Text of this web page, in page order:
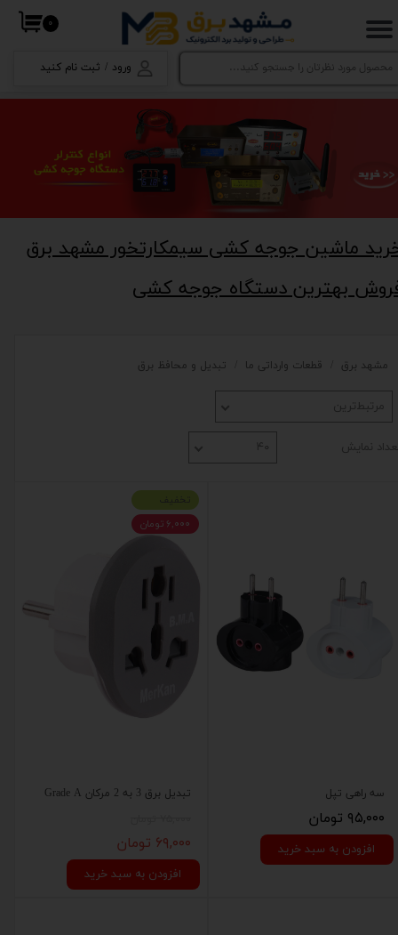
ورود / ثبت نام کنید
حساب کاربری من
تغییر گذر واژه
خروج از حساب کاربری
۰
ماشین جوجه کشی سیمکارتخور مشهد برق
بهترین دستگاه جوجه کشی
مشهد برق قطعات وارداتی ما تبدیل و محافظ برق
مرتبط‌ترین
نمایش ۴۰
سه راهی تپل
۹۵,۰۰۰ تومان
افزودن به سبد خرید
تبدیل برق 3 به 2 مرکان Grade A
۶۹,۰۰۰ تومان
افزودن به سبد خرید
۶,۰۰۰ تومان